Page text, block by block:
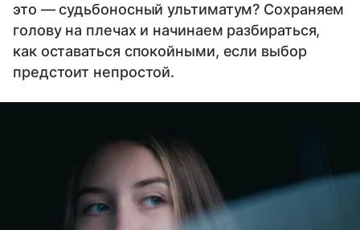
это — судьбоносный ультиматум? Сохраняем
голову на плечах и начинаем разбираться,
как оставаться спокойными, если выбор
предстоит непростой.